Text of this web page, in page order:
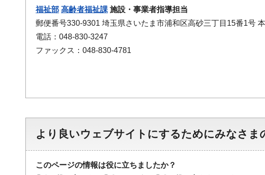
福祉部 高齢者福祉課 施設・事業者指導担当
郵便番号330-9301 埼玉県さいたま市浦和区高砂三丁目15番1号
電話：048-830-3247
ファックス：048-830-4781
より良いウェブサイトにするためにみなさま
このページの情報は役に立ちましたか？